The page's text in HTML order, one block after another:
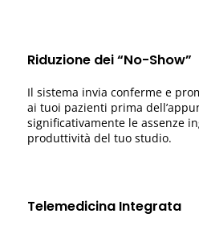
Riduzione dei “No-Show”
Il sistema invia conferme e
ai tuoi pazienti prima
significativamente le assenze
produttività del tuo studio.
Telemedicina Integrata